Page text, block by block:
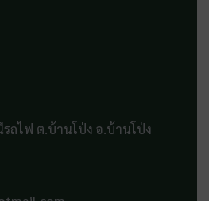
ถไฟ ต.บ้านโป่ง อ.บ้านโป่ง